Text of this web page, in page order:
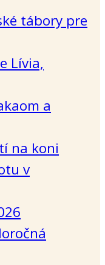
tábory pre
Lívia,
a
na koni
v